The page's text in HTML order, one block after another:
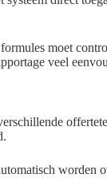
moet
veel
worden